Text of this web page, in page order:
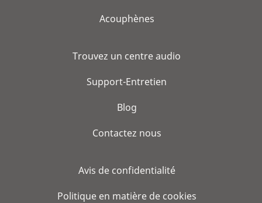
Acouphènes
Trouvez un centre audio
Support-Entretien
Blog
Contactez nous
Avis de confidentialité
Politique en matière de cookies